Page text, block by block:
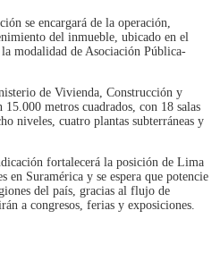
se encargará de la operación,
del inmueble, ubicado en el
modalidad de Asociación Pública-
de Vivienda, Construcción y
metros cuadrados, con 18 salas
niveles, cuatro plantas subterráneas y
fortalecerá la posición de Lima
en Suramérica y se espera que potencie
del país, gracias al flujo de
a congresos, ferias y exposiciones.